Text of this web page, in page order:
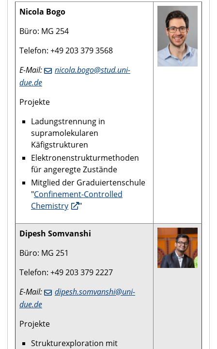
Nicola Bogo
Büro: MG 254
Telefon: +49 203 379 3568
E-Mail:
nicola.bogo@stud.uni-
due.de
Projekte
Ladungstrennung in
supramolekularen
Käfigstrukturen
Elektronenstrukturmethoden
für angeregte Zustände
Mitglied der Graduiertenschule
"Confinement-Controlled
Chemistry
"
Dipesh Somvanshi
Büro: MG 251
Telefon: +49 203 379 2227
E-Mail:
dipesh.somvanshi@uni-
due.de
Projekte
Strukturexploration mit